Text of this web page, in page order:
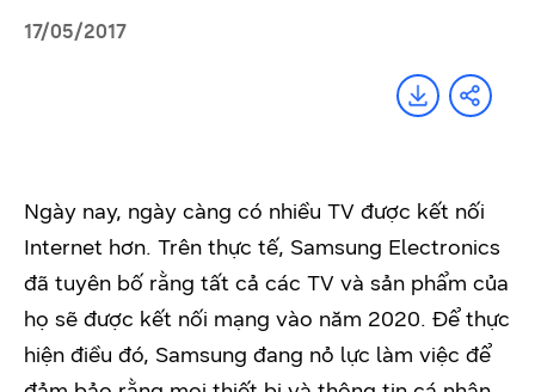
17/05/2017
Ngày nay, ngày càng có nhiều TV được kết nối
Internet hơn. Trên thực tế, Samsung Electronics
đã tuyên bố rằng tất cả các TV và sản phẩm của
họ sẽ được kết nối mạng vào năm 2020. Để thực
hiện điều đó, Samsung đang nỏ lực làm việc để